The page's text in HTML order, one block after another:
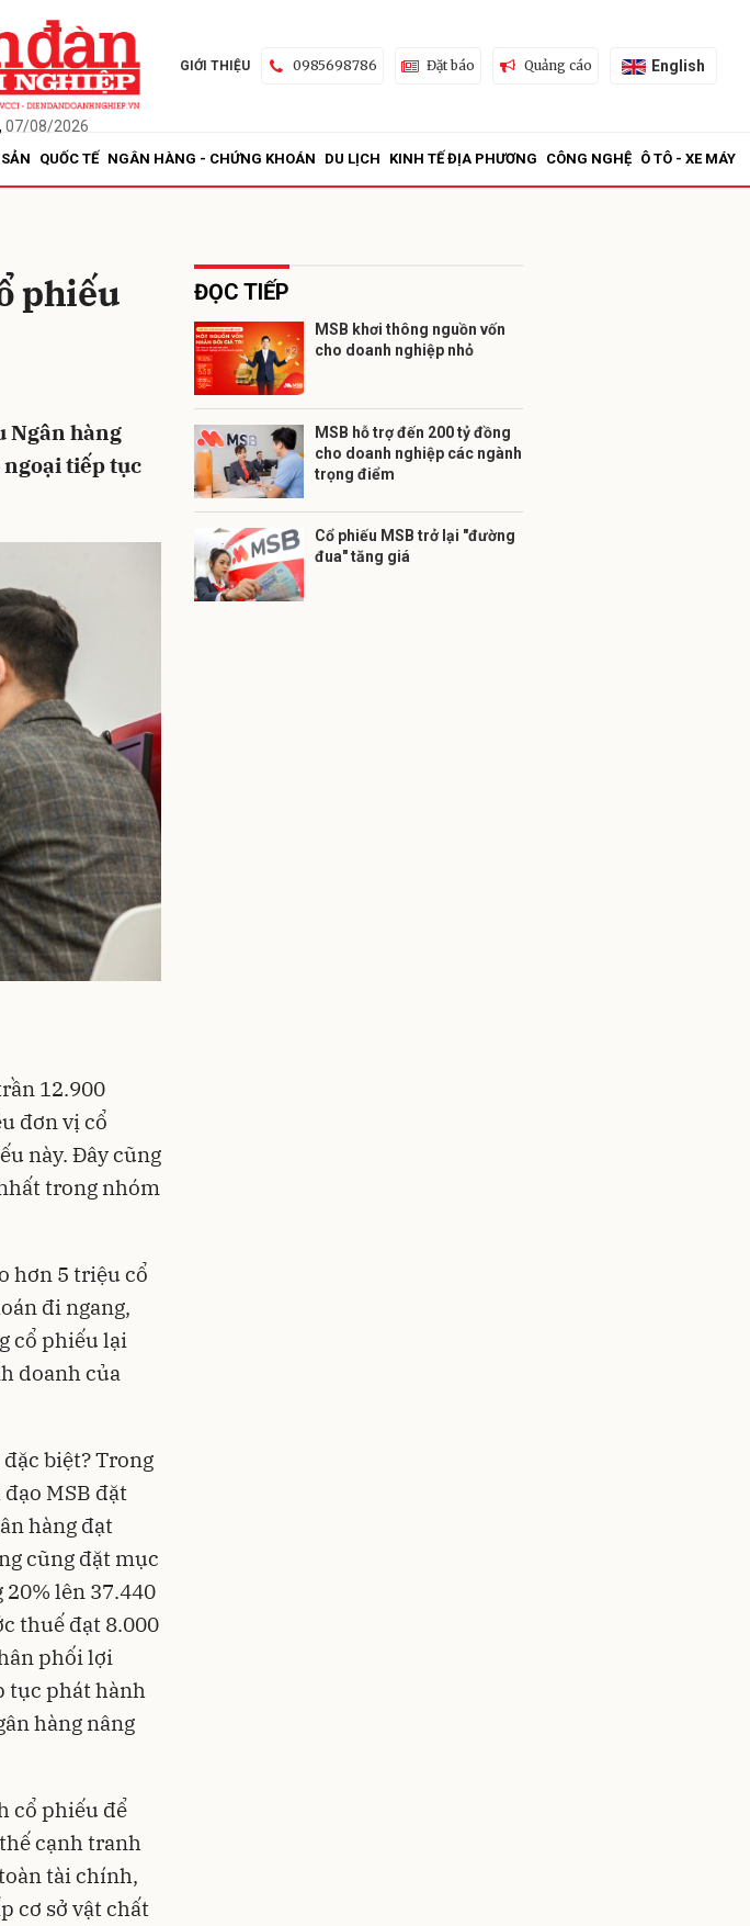
07/08/2026
GIỚI THIỆU 0985698786 Đặt báo Quảng cáo English
QUỐC TẾ NGÂN HÀNG - CHỨNG KHOÁN DU LỊCH KINH TẾ ĐỊA PHƯƠNG CÔNG NGHỆ Ô TÔ - XE MÁY
phiếu
Ngân hàng
ngoại tiếp tục
12.900
đơn vị cổ
này. Đây cũng
trong nhóm
hơn 5 triệu cổ
đi ngang,
cổ phiếu lại
doanh của
biệt? Trong
MSB đặt
hàng đạt
cũng đặt mục
lên 37.440
thuế đạt 8.000
phối lợi
tục phát hành
hàng nâng
cổ phiếu để
cạnh tranh
tài chính,
cơ sở vật chất
ĐỌC TIẾP
MSB khơi thông nguồn vốn
cho doanh nghiệp nhỏ
MSB hỗ trợ đến 200 tỷ đồng
cho doanh nghiệp các ngành
trọng điểm
Cổ phiếu MSB trở lại "đường
đua" tăng giá
Gửi